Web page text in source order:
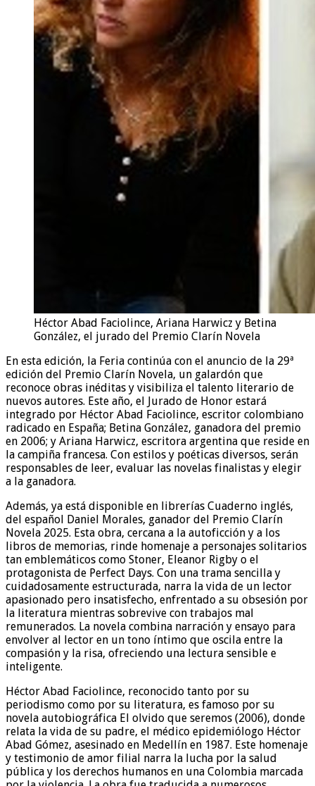
Héctor Abad Faciolince, Ariana Harwicz y Betina
González, el jurado del Premio Clarín Novela
En esta edición, la Feria continúa con el anuncio de la 29ª
edición del Premio Clarín Novela, un galardón que
reconoce obras inéditas y visibiliza el talento literario de
nuevos autores. Este año, el Jurado de Honor estará
integrado por Héctor Abad Faciolince, escritor colombiano
radicado en España; Betina González, ganadora del premio
en 2006; y Ariana Harwicz, escritora argentina que reside en
la campiña francesa. Con estilos y poéticas diversos, serán
responsables de leer, evaluar las novelas finalistas y elegir
a la ganadora.
Además, ya está disponible en librerías Cuaderno inglés,
del español Daniel Morales, ganador del Premio Clarín
Novela 2025. Esta obra, cercana a la autoficción y a los
libros de memorias, rinde homenaje a personajes solitarios
tan emblemáticos como Stoner, Eleanor Rigby o el
protagonista de Perfect Days. Con una trama sencilla y
cuidadosamente estructurada, narra la vida de un lector
apasionado pero insatisfecho, enfrentado a su obsesión por
la literatura mientras sobrevive con trabajos mal
remunerados. La novela combina narración y ensayo para
envolver al lector en un tono íntimo que oscila entre la
compasión y la risa, ofreciendo una lectura sensible e
inteligente.
Héctor Abad Faciolince, reconocido tanto por su
periodismo como por su literatura, es famoso por su
novela autobiográfica El olvido que seremos (2006), donde
relata la vida de su padre, el médico epidemiólogo Héctor
Abad Gómez, asesinado en Medellín en 1987. Este homenaje
y testimonio de amor filial narra la lucha por la salud
pública y los derechos humanos en una Colombia marcada